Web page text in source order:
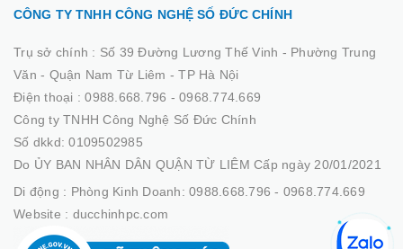
CÔNG TY TNHH CÔNG NGHỆ SỐ ĐỨC CHÍNH
Trụ sở chính : Số 39 Đường Lương Thế Vinh - Phường Trung
Văn - Quận Nam Từ Liêm - TP Hà Nội
Điện thoại :0988.668.796 - 0968.774.669
Công ty TNHH Công Nghệ Số Đức Chính
Số dkkd: 0109502985
Do ỦY BAN NHÂN DÂN QUẬN TỪ LIÊM Cấp ngày 20/01/2021
Di động : Phòng Kinh Doanh: 0988.668.796 - 0968.774.669
Website : ducchinhpc.com